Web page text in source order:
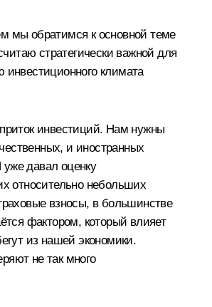
мы обратимся к основной теме
стратегически важной для
климата
инвестиций. Нам нужны
и иностранных
давал оценку
относительно небольших
взносы, в большинстве
фактором, который влияет
из нашей экономики.
не так много